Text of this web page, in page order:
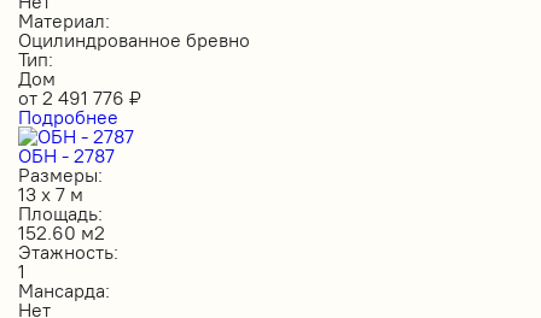
Материал:
Оцилиндрованное бревно
Тип:
Дом
от 2 491 776 ₽
Подробнее
ОБН - 2787
Размеры:
13 х 7 м
Площадь:
152.60 м2
Этажность:
1
Мансарда:
Нет